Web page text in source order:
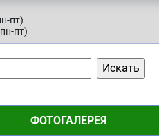
пт)
пт)
ФОТОГАЛЕРЕЯ